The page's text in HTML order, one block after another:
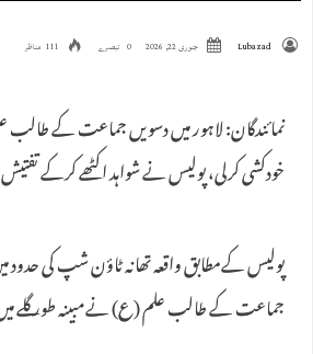
Lubazad جنوری 22, 2026 0 تبصرے 111 مناظر
نمائندگان: لاہور میں دسویں جماعت کے طالب
خودکشی کرلی، پولیس نے شواہد اکٹھے کرکے
پولیس کےمطابق واقعہ تھانہ ٹاؤن شپ کی حدود
جماعت کے طالب علم (ع) نےمبینہ طور گلے میں